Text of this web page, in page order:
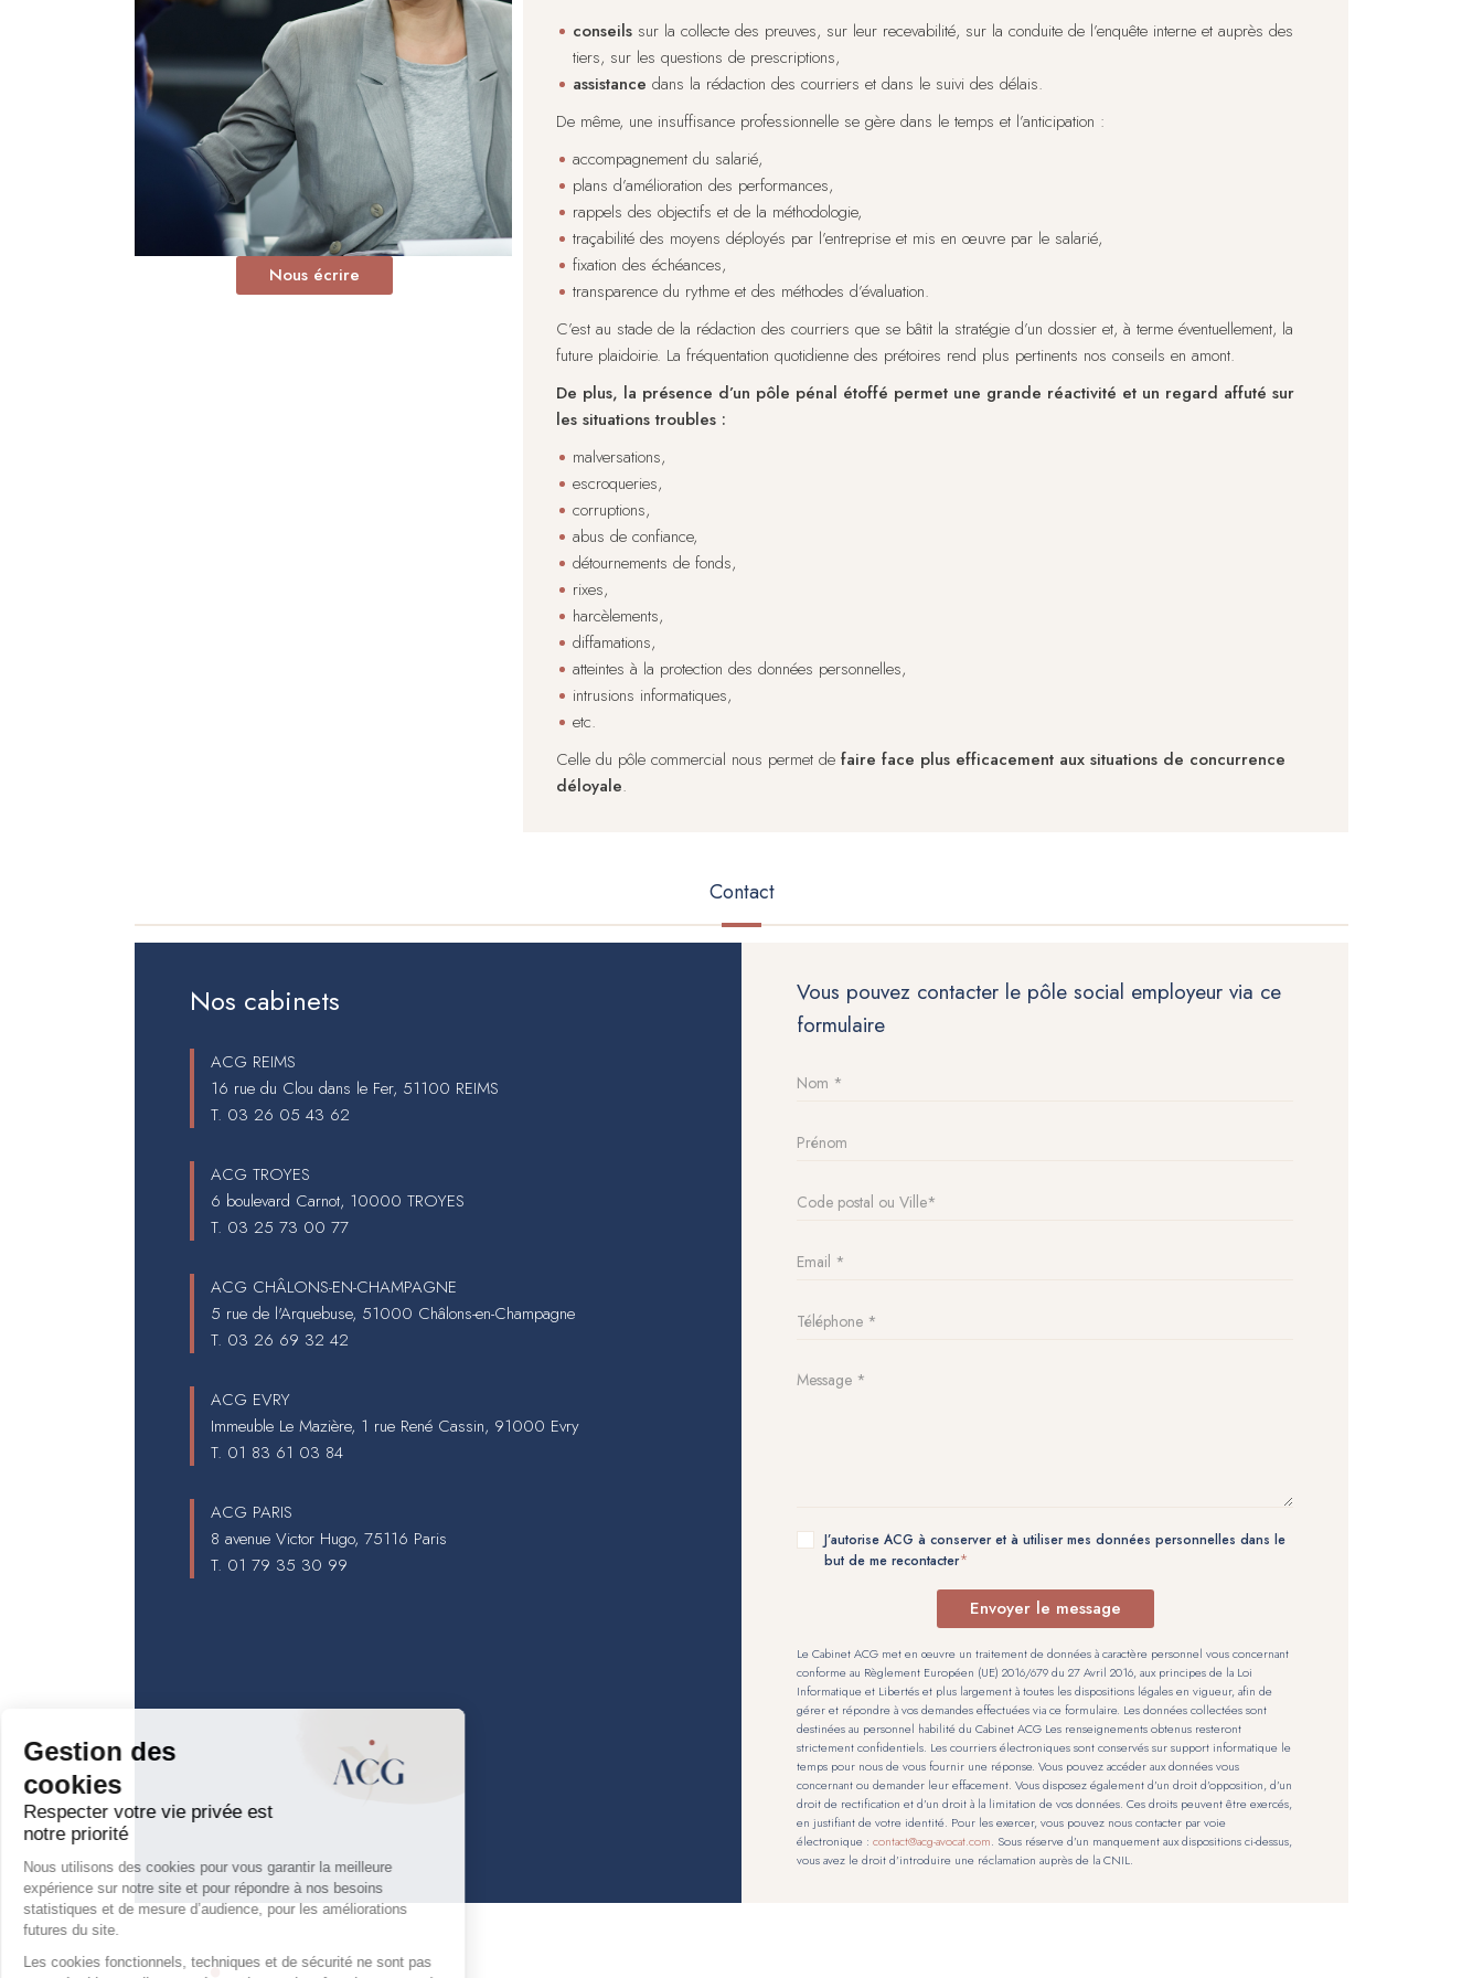
Nous écrire
conseilssur la collecte des preuves, sur leur recevabilité, sur la conduite de l’enquête interne et auprès des
tiers, sur les questions de prescriptions,
assistance dans la rédaction des courriers et dans le suivi des délais.
De même, une insuffisance professionnelle se gère dans le temps et l’anticipation :
accompagnement du salarié,
plans d’amélioration des performances,
rappels des objectifs et de la méthodologie,
traçabilité des moyens déployés par l’entreprise et mis en œuvre par le salarié,
fixation des échéances,
transparence du rythme et des méthodes d’évaluation.
C’est au stade de la rédaction des courriers que se bâtit la stratégie d’un dossier et, à terme éventuellement, la
future plaidoirie. La fréquentation quotidienne des prétoires rend plus pertinents nos conseils en amont.
De plus, la présence d’un pôle pénal étoffé permet une grande réactivité et un regard affuté sur
les situations troubles :
malversations,
escroqueries,
corruptions,
abus de confiance,
détournements de fonds,
rixes,
harcèlements,
diffamations,
atteintes à la protection des données personnelles,
intrusions informatiques,
etc.
Celle du pôle commercial nous permet de faire face plus efficacement aux situations de concurrence
déloyale.
Contact
(onglet
Nos cabinets
ACG REIMS
16 rue du Clou dans le Fer, 51100 REIMS
T. 03 26 05 43 62
ACG TROYES
6 boulevard Carnot, 10000 TROYES
T. 03 25 73 00 77
ACG CHÂLONS-EN-CHAMPAGNE
5 rue de l'Arquebuse, 51000 Châlons-en-Champagne
T. 03 26 69 32 42
ACG EVRY
Immeuble Le Mazière, 1 rue René Cassin, 91000 Evry
T. 01 83 61 03 84
ACG PARIS
8 avenue Victor Hugo, 75116 Paris
T. 01 79 35 30 99
Vous pouvez contacter le pôle social employeur via ce
formulaire
J’autorise ACG à conserver et à utiliser mes données personnelles dans le
but de me recontacter
Envoyer le message
Le Cabinet ACG met en œuvre un traitement de données à caractère personnel vous concernant
conforme au Règlement Européen (UE) 2016/679 du 27 Avril 2016, aux principes de la Loi
Informatique et Libertés et plus largement à toutes les dispositions légales en vigueur, afin de
gérer et répondre à vos demandes effectuées via ce formulaire. Les données collectées sont
destinées au personnel habilité du Cabinet ACG Les renseignements obtenus resteront
strictement confidentiels. Les courriers électroniques sont conservés sur support informatique le
temps pour nous de vous fournir une réponse. Vous pouvez accéder aux données vous
concernant ou demander leur effacement. Vous disposez également d’un droit d’opposition, d’un
droit de rectification et d’un droit à la limitation de vos données. Ces droits peuvent être exercés,
en justifiant de votre identité. Pour les exercer, vous pouvez nous contacter par voie
électronique : contact@acg-avocat.com. Sous réserve d’un manquement aux dispositions ci-dessus,
vous avez le droit d’introduire une réclamation auprès de la CNIL.